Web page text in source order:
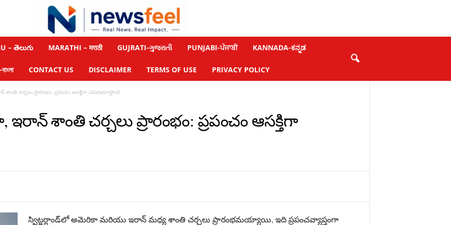
– తెలుగు MARATHI – मराठी GUJRATI-ગુજરાતી PUNJABI-ਪੰਜਾਬੀ KANNADA-ಕನ್ನಡ
CONTACT US DISCLAIMER TERMS OF USE PRIVACY POLICY
చర్చలు ప్రారంభం: ప్రపంచం ఆసక్తిగా ఎదురుచూస్తోంది
శాంతి చర్చలు ప్రారంభం: ప్రపంచం ఆసక్తిగా
స్విట్జర్లాండ్‌లో అమెరికా మరియు ఇరాన్ మధ్య శాంతి చర్చలు ప్రారంభమయ్యాయి, ఇది ప్రపంచవ్యాప్తంగా